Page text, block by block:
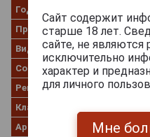
Год производства
Производитель
Вид вина
Сорт винограда
Регион
Классификация
Артикул
Сайт содержит
старше 18 лет.
сайте, не являются
исключительно
характер и
для личного
Мне